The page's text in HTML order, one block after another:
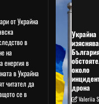
от Украйна
в
на
енергия в
в Украйна
читател да
се в
Украйна
около
дрона
Valeriia